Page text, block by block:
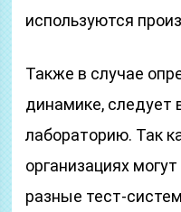
используются
Также в случае
динамике, следует
лабораторию. Так
организациях
разные тест-